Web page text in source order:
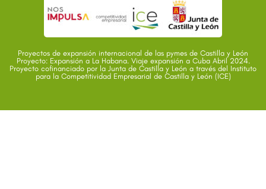
Proyectos de expansión internacional de las pymes de Castilla y León
Proyecto: Expansión a La Habana. Viaje expansión a Cuba Abril 2024.
Proyecto cofinanciado por la Junta de Castilla y León a través del Instituto
para la Competitividad Empresarial de Castilla y León (ICE)